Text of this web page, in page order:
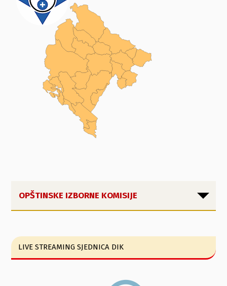
OPŠTINSKE IZBORNE KOMISIJE
LIVE STREAMING SJEDNICA DIK